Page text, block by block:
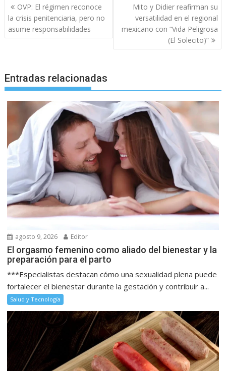
Navegación
de
entradas
OVP: El régimen reconoce
la crisis penitenciaria, pero no
asume responsabilidades
Mito y Didier reafirman su
versatilidad en el regional
mexicano con “Vida Peligrosa
(El Solecito)”
Entradas relacionadas
agosto 9, 2026 Editor
El orgasmo femenino como aliado del bienestar y la
preparación para el parto
***Especialistas destacan cómo una sexualidad plena puede
fortalecer el bienestar durante la gestación y contribuir a...
Salud y Tecnología